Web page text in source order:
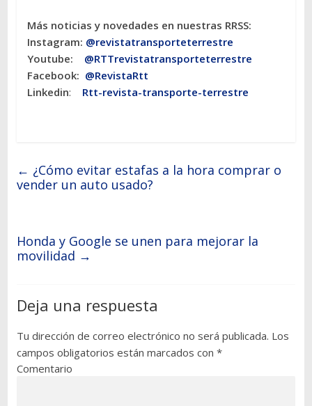
Más noticias y novedades en nuestras RRSS:
Instagram: @revistatransporteterrestre
Youtube: @RTTrevistatransporteterrestre
Facebook: @RevistaRtt
Linkedin: Rtt-revista-transporte-terrestre
← ¿Cómo evitar estafas a la hora comprar o
vender un auto usado?
Honda y Google se unen para mejorar la
movilidad →
Deja una respuesta
Tu dirección de correo electrónico no será publicada. Los
campos obligatorios están marcados con *
Comentario